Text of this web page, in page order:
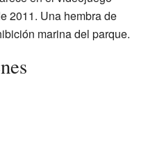
2011. Una hembra de
marina del parque.